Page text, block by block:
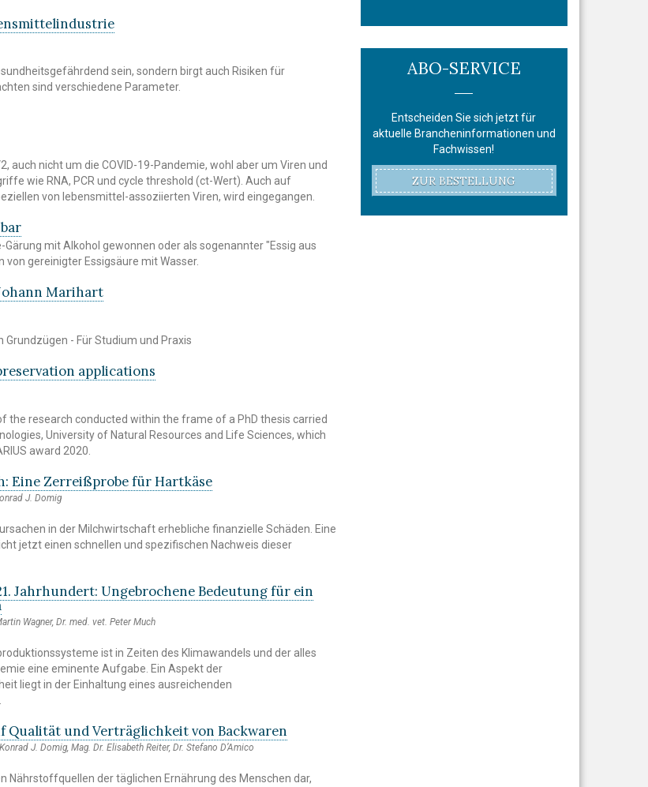
sein, sondern birgt auch Risiken für
sind verschiedene Parameter.
auch nicht um die COVID-19-Pandemie, wohl aber um Viren und
wie RNA, PCR und cycle threshold (ct-Wert). Auch auf
von lebensmittel-assoziierten Viren, wird eingegangen.
Gärung mit Alkohol gewonnen oder als sogenannter "Essig aus
von gereinigter Essigsäure mit Wasser.
Marihart
- Für Studium und Praxis
applications
the research conducted within the frame of a PhD thesis carried
University of Natural Resources and Life Sciences, which
award 2020.
Eine Zerreißprobe für Hartkäse
J. Domig
in der Milchwirtschaft erhebliche finanzielle Schäden. Eine
jetzt einen schnellen und spezifischen Nachweis dieser
Jahrhundert: Ungebrochene Bedeutung für ein
Wagner, Dr. med. vet. Peter Much
ist in Zeiten des Klimawandels und der alles
eine eminente Aufgabe. Ein Aspekt der
liegt in der Einhaltung eines ausreichenden
Qualität und Verträglichkeit von Backwaren
J. Domig, Mag. Dr. Elisabeth Reiter, Dr. Stefano D’Amico
Nährstoffquellen der täglichen Ernährung des Menschen dar,
ABO-SERVICE
Entscheiden Sie sich jetzt für
aktuelle Brancheninformationen und
Fachwissen!
ZUR BESTELLUNG